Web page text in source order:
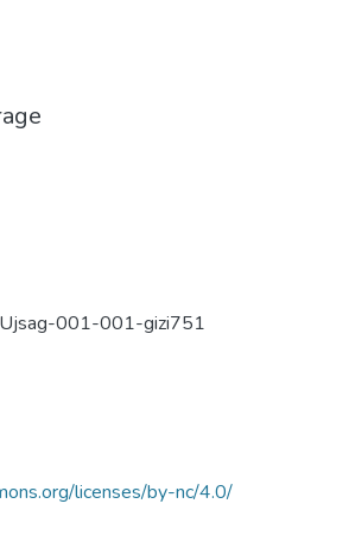
001-001-gizi751
licenses/by-nc/4.0/